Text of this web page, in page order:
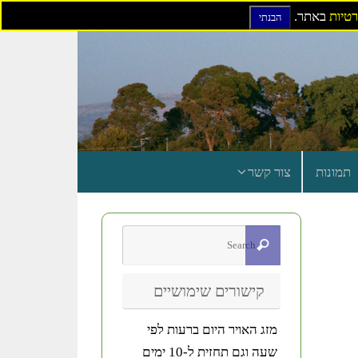
באתר. הבנתי
תמונות צור קשר
קישורים שימושיים
מזג האויר היום ברעות לפי
שעה וגם תחזית ל-10 ימים